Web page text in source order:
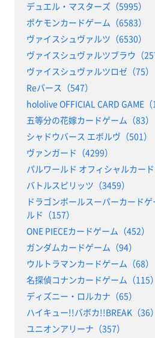
デュエル・マスターズ（5995）
ポケモンカードゲーム（6583）
ヴァイスシュヴァルツ（6530）
ヴァイスシュヴァルツブラウ（
ヴァイスシュヴァルツロゼ（75）
Reバース（547）
hololive OFFICIAL CARD GAME（
五等分の花嫁カードゲーム（83）
シャドウバース エボルヴ（501）
ヴァンガード（4299）
パルワールド オフィシャルカード
バトルスピリッツ（3459）
ドラゴンボールスーパーカード
ルド（157）
ONE PIECEカードゲーム（452）
ガンダムカードゲーム（94）
ウルトラマンカードゲーム（68）
名探偵コナンカードゲーム（115）
ディズニー・ロルカナ（65）
ハイキュー!!バボカ!!BREAK（36）
ユニオンアリーナ（357）